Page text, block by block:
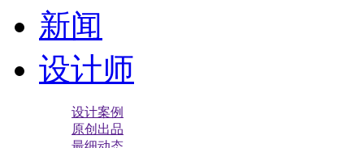
新闻
设计师
设计案例
原创出品